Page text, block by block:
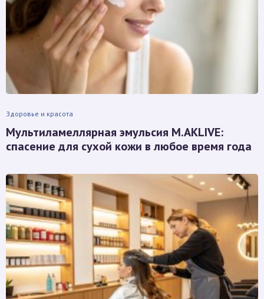
Здоровье и красота
Мультиламеллярная эмульсия M.AKLIVE:
спасение для сухой кожи в любое время года